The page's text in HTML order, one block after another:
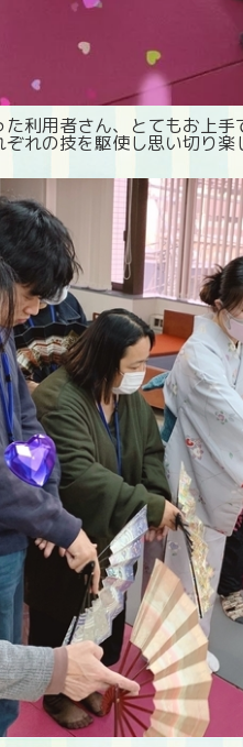
利用者さん、とてもお上手
れの技を駆使し思い切り